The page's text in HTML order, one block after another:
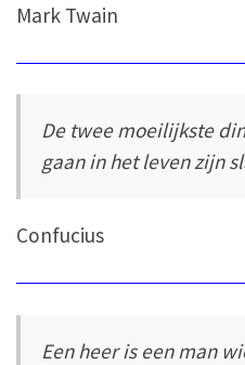
Mark Twain
De twee moeilijkste
gaan in het leven zijn
Confucius
Een heer is een man